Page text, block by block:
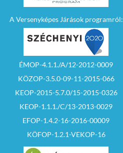
A Versenyképes Járások programról:
ÉMOP-4.1.1./A/12-2012-0009
KÖZOP-3.5.0-09-11-2015-066
KEOP-2015-5.7.0/15-2015-0326
KEOP-1.1.1./C/13-2013-0029
EFOP-1.4.2-16-2016-00009
KÖFOP-1.2.1-VEKOP-16